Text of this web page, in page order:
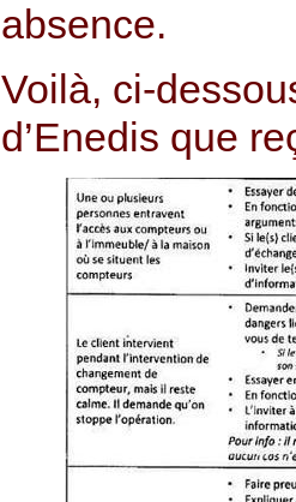
absence.
Voilà, ci-
d’Enedis que